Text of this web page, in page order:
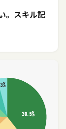
。スキル記